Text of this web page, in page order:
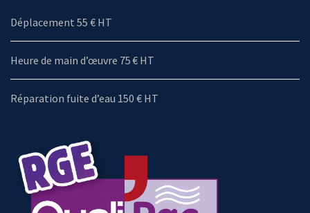
Déplacement 55 € HT
Heure de main d’œuvre 75 € HT
Réparation fuite d’eau 150 € HT